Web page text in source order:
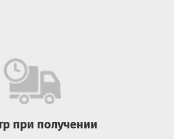
при получении